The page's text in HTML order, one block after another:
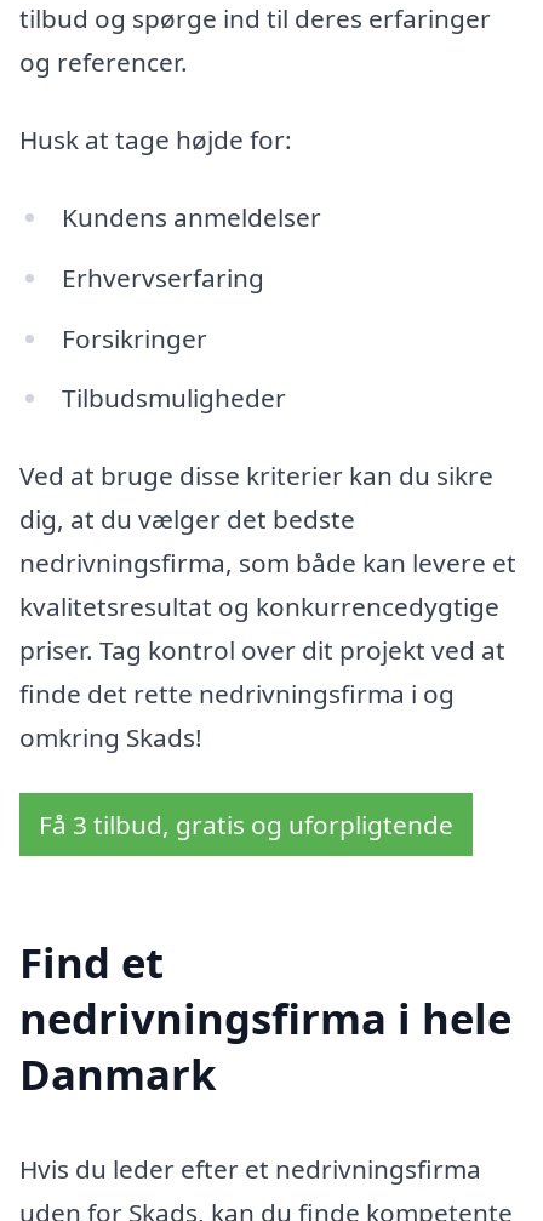
tilbud og spørge ind til deres erfaringer
og referencer.
Husk at tage højde for:
Kundens anmeldelser
Erhvervserfaring
Forsikringer
Tilbudsmuligheder
Ved at bruge disse kriterier kan du sikre
dig, at du vælger det bedste
nedrivningsfirma, som både kan levere et
kvalitetsresultat og konkurrencedygtige
priser. Tag kontrol over dit projekt ved at
finde det rette nedrivningsfirma i og
omkring Skads!
Få 3 tilbud, gratis og uforpligtende
Find et
nedrivningsfirma i hele
Danmark
Hvis du leder efter et nedrivningsfirma
uden for Skads, kan du finde kompetente